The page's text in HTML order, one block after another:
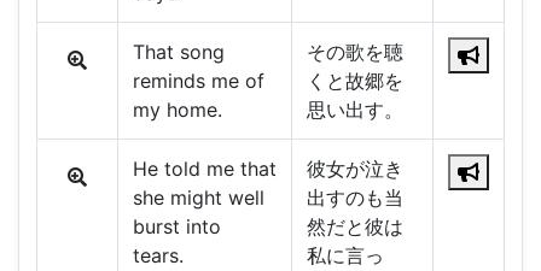
That song
reminds me of
my home.
その歌を聴
くと故郷を
思い出す。
He told me that
she might well
burst into
tears.
彼女が泣き
出すのも当
然だと彼は
私に言っ